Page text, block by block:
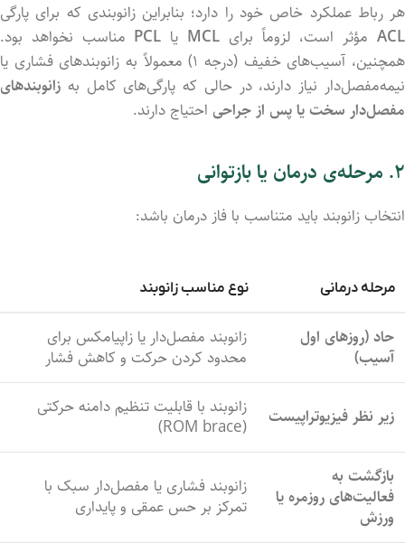
هررباطعملکرد خاصخودرا دارد؛ بنابراینزانوبندی که برای پارگی
ACL مؤثر است، لزوماً برای MCL یا PCL مناسب نخواهد بود.
همچنین، آسیب‌هایخفیف (درجه ۱) معمولاً به زانوبندهایفشاری یا
نیمه‌مفصل‌دار نیاز دارند،درحالی که پارگی‌های کامل به زانوبندهای
مفصل‌دار سخت یاپس ازجراحی احتیاج دارند.
۲. مرحله‌ی درمان یابازتوانی
انتخاب زانوبند باید متناسب با فاز درمان باشد:
مرحلهدرمانی نوع مناسبزانوبند
حاد (روزهای اول
آسیب)
زانوبند مفصل‌دار یا زاپیامکس برای
محدود کردن حرکت و کاهش فشار
زیر نظر فیزیوتراپیست زانوبند با قابلیت تنظیم دامنهحرکتی
(
ROM brace)
بازگشت به
فعالیت‌های روزمرهیا
ورزش
زانوبند فشاری یا مفصل‌دار سبک با
تمرکز بر حس عمقی و پایداری